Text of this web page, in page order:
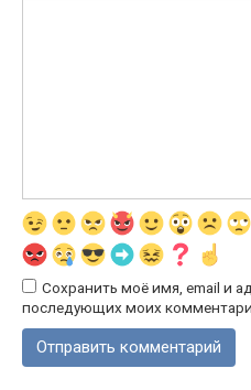
Сохранить моё имя, email и
последующих моих